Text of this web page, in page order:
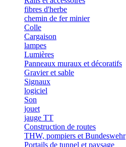
fibres d'herbe
chemin de fer minier
Colle
Cargaison
lampes
Lumières
Panneaux muraux et décoratifs
Gravier et sable
Signaux
logiciel
Son
jouet
jauge TT
Construction de routes
THW, pompiers et Bundeswehr
Portails de tunnel et paysage